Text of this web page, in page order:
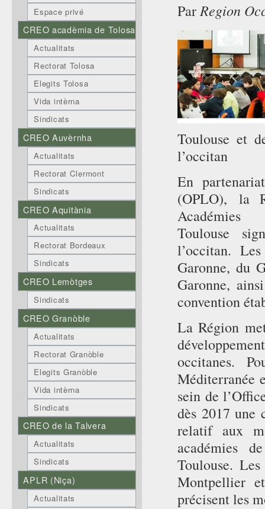
ParRegion
Toulouse et
l’occitan
En
(OPLO), la
Toulouse
l’occitan.
Garonne, du
Garonne,
convention
La Région
occitanes.
Méditerranée
sein de
dès 2017 une
relatif aux
académies
Toulouse.
Montpellier
précisent les
Espace privé
CREO acadèmia de Tolosa
Actualitats
Rectorat Tolosa
Elegits Tolosa
Vida intèrna
Sindicats
CREO Auvèrnha
Actualitats
Rectorat Clermont
Sindicats
CREO Aquitània
Actualitats
Rectorat Bordeaux
Sindicats
CREO Lemòtges
Sindicats
CREO Granòble
Actualitats
Rectorat Granòble
Elegits Granòble
Vida intèrna
Sindicats
CREO de la Talvera
Actualitats
Sindicats
APLR (Niça)
Actualitats